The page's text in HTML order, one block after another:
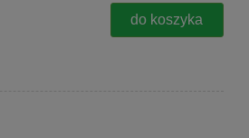
do koszyka